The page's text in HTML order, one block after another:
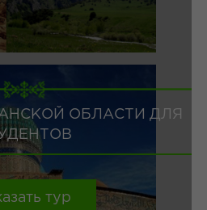
ОБЛАСТИ ДЛЯ
тур